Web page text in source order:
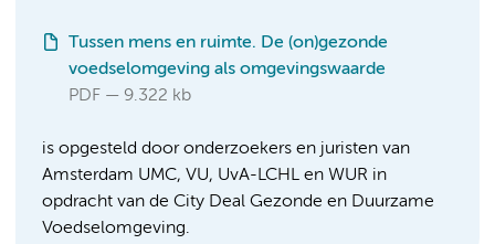
Tussen mens en ruimte. De (on)gezonde
voedselomgeving als omgevingswaarde
PDF
9.322 kb
is opgesteld door onderzoekers en juristen van
Amsterdam UMC, VU, UvA-LCHL en WUR in
opdracht van de City Deal Gezonde en Duurzame
Voedselomgeving.